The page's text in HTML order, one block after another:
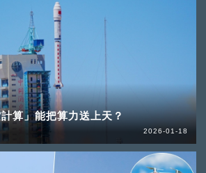
算」能把算力送上天？
2026-01-18